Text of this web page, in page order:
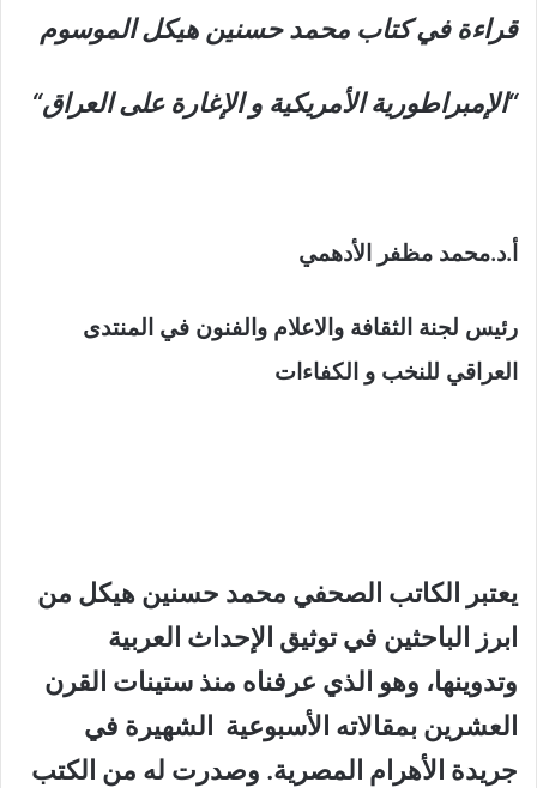
قراءة في كتاب محمد حسنين هيكل الموسوم
“الإمبراطورية الأمريكية و الإغارة على العراق“
أ.د.محمد مظفر الأدهمي
رئيس لجنة الثقافة والاعلام والفنون في المنتدى
العراقي للنخب و الكفاءات
يعتبر الكاتب الصحفي محمد حسنين هيكل من
ابرز الباحثين في توثيق الإحداث العربية
وتدوينها، وهو الذي عرفناه منذ ستينات القرن
العشرين بمقالاته الأسبوعية الشهيرة في
جريدة الأهرام المصرية. وصدرت له من الكتب